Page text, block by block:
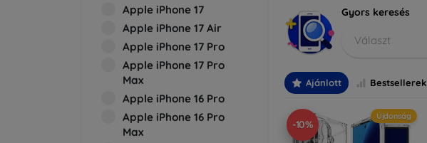
Apple iPhone 17
Apple iPhone 17 Air
Apple iPhone 17 Pro
Apple iPhone 17 Pro
Max
Apple iPhone 16 Pro
Apple iPhone 16 Pro
Max
Gyors keresés
Választ
Ajánlott Bestsellerek
-10%
Újdonság